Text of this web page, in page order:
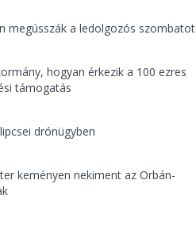
megússzák a ledolgozós szombatot
hogyan érkezik a 100 ezres
támogatás
drónügyben
keményen nekiment az Orbán-